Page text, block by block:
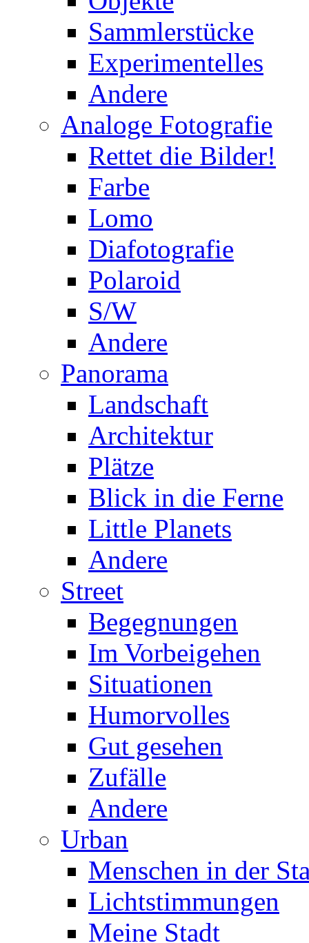
Sammlerstücke
Experimentelles
Andere
Analoge Fotografie
Rettet die Bilder!
Farbe
Lomo
Diafotografie
Polaroid
S/W
Andere
Panorama
Landschaft
Architektur
Plätze
Blick in die Ferne
Little Planets
Andere
Street
Begegnungen
Im Vorbeigehen
Situationen
Humorvolles
Gut gesehen
Zufälle
Andere
Urban
Menschen in der
Lichtstimmungen
Meine Stadt